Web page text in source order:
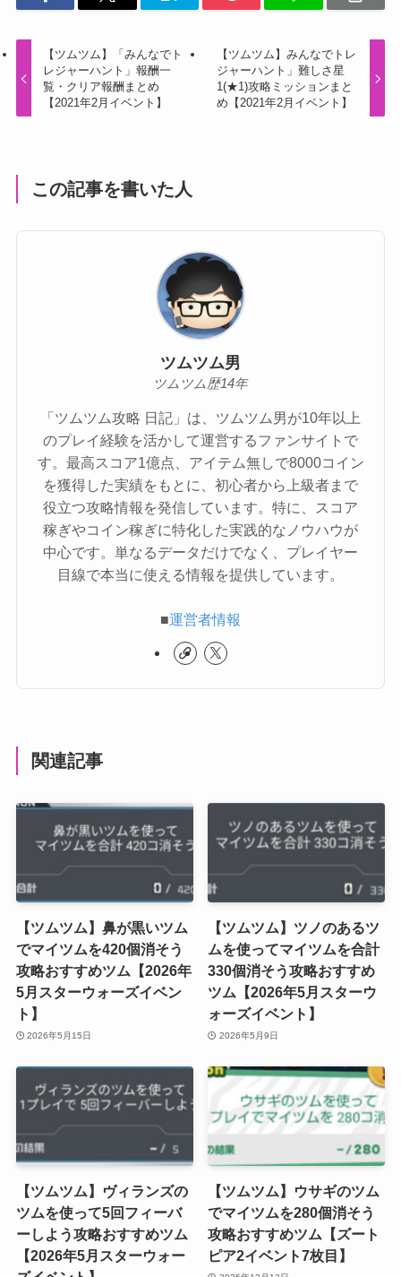
【ツムツム】「みんなでト
レジャーハント」報酬一
覧・クリア報酬まとめ
【2021年2月イベント】
【ツムツム】みんなでトレ
ジャーハント」難しさ星
1(★1)攻略ミッションまと
め【2021年2月イベント】
この記事を書いた人
ツムツム男
ツムツム歴14年
「ツムツム攻略 日記」は、ツムツム男が10年以上
のプレイ経験を活かして運営するファンサイトで
す。最高スコア1億点、アイテム無しで8000コイン
を獲得した実績をもとに、初心者から上級者まで
役立つ攻略情報を発信しています。特に、スコア
稼ぎやコイン稼ぎに特化した実践的なノウハウが
中心です。単なるデータだけでなく、プレイヤー
目線で本当に使える情報を提供しています。
■運営者情報
関連記事
【ツムツム】鼻が黒いツム
でマイツムを420個消そう
攻略おすすめツム【2026年
5月スターウォーズイベン
ト】
2026年5月15日
【ツムツム】ツノのあるツ
ムを使ってマイツムを合計
330個消そう攻略おすすめ
ツム【2026年5月スターウ
ォーズイベント】
2026年5月9日
【ツムツム】ヴィランズの
ツムを使って5回フィーバ
ーしよう攻略おすすめツム
【2026年5月スターウォー
【ツムツム】ウサギのツム
でマイツムを280個消そう
攻略おすすめツム【ズート
ピア2イベント7枚目】